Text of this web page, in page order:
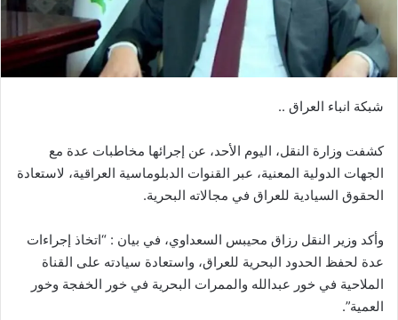
شبكة انباء العراق ..
كشفت وزارة النقل، اليوم الأحد، عن إجرائها مخاطبات عدة مع
الجهات الدولية المعنية، عبر القنوات الدبلوماسية العراقية، لاستعادة
الحقوق السيادية للعراق في مجالاته البحرية.
وأكد وزير النقل رزاق محيبس السعداوي، في بيان : “اتخاذ إجراءات
عدة لحفظ الحدود البحرية للعراق، واستعادة سيادته على القناة
الملاحية في خور عبدالله والممرات البحرية في خور الخفجة وخور
العمية”.